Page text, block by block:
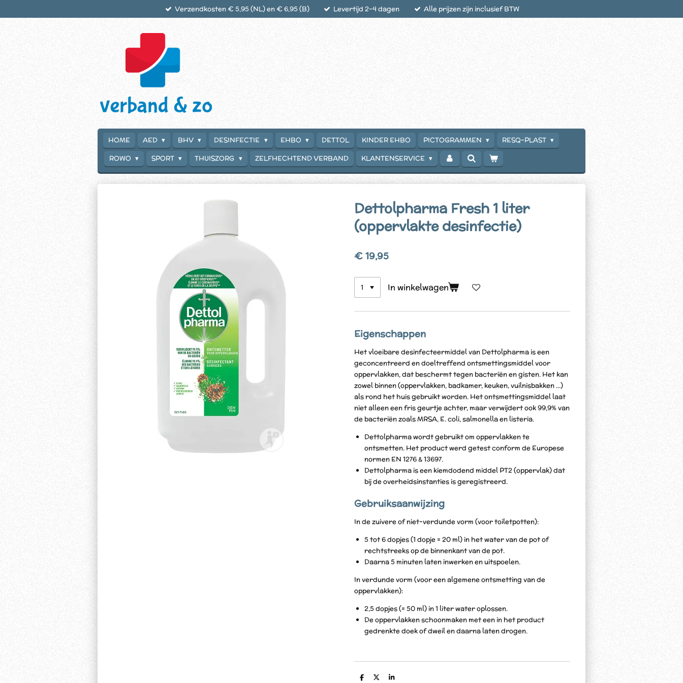
Verzendkosten € 5,95 (NL) en € 6,95 (B) Levertijd 2-4 dagen Alle prijzen zijn inclusief BTW
HOME AED BHV DESINFECTIE EHBO DETTOL KINDER EHBO PICTOGRAMMEN
RESQ-PLAST
ROWO
SPORT THUISZORG ZELFHECHTEND VERBAND KLANTENSERVICE
Dettolpharma Fresh 1 liter
(oppervlakte desinfectie)
€ 19,95
In winkelwagen
Eigenschappen
Het vloeibare desinfecteermiddel van Dettolpharma is een
geconcentreerd en doeltreffend ontsmettingsmiddel voor
oppervlakken, dat beschermt tegen bacteriën en gisten. Het kan
zowel binnen (oppervlakken, badkamer, keuken, vuilnisbakken ...)
als rond het huis gebruikt worden. Het ontsmettingsmiddel laat
niet alleen een fris geurtje achter, maar verwijdert ook 99,9% van
de bacteriën zoals MRSA, E. coli, salmonella en listeria.
Dettolpharma wordt gebruikt om oppervlakken te
ontsmetten. Het product werd getest conform de Europese
normen EN 1276 & 13697.
Dettolpharma is een kiemdodend middel PT2 (oppervlak) dat
bij de overheidsinstanties is geregistreerd.
Gebruiksaanwijzing
In de zuivere of niet-verdunde vorm (voor toiletpotten):
5 tot 6 dopjes (1 dopje = 20 ml) in het water van de pot of
rechtstreeks op de binnenkant van de pot.
Daarna 5 minuten laten inwerken en uitspoelen.
In verdunde vorm (voor een algemene ontsmetting van de
oppervlakken):
2,5 dopjes (= 50 ml) in 1 liter water oplossen.
De oppervlakken schoonmaken met een in het product
gedrenkte doek of dweil en daarna laten drogen.
D
D
S